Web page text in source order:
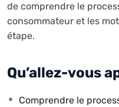
de comprendre le
consommateur et les
étape.
Qu’allez-vous
Comprendre le